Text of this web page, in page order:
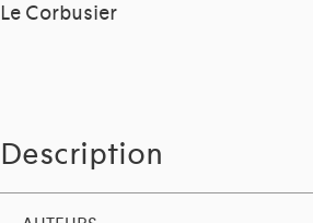
Le Corbusier
Description